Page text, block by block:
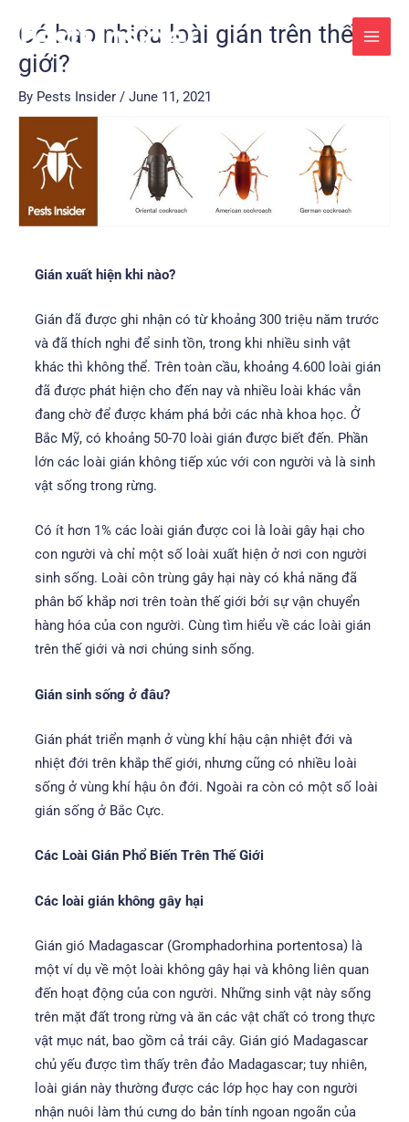
content
Có bao nhiêu loài gián trên thế
giới?
By Pests Insider / June 11, 2021
Gián xuất hiện khi nào?
Gián đã được ghi nhận có từ khoảng 300 triệu năm trước
và đã thích nghi để sinh tồn, trong khi nhiều sinh vật
khác thì không thể. Trên toàn cầu, khoảng 4.600 loài gián
đã được phát hiện cho đến nay và nhiều loài khác vẫn
đang chờ để được khám phá bởi các nhà khoa học. Ở
Bắc Mỹ, có khoảng 50-70 loài gián được biết đến. Phần
lớn các loài gián không tiếp xúc với con người và là sinh
vật sống trong rừng.
Có ít hơn 1% các loài gián được coi là loài gây hại cho
con người và chỉ một số loài xuất hiện ở nơi con người
sinh sống. Loài côn trùng gây hại này có khả năng đã
phân bố khắp nơi trên toàn thế giới bởi sự vận chuyển
hàng hóa của con người. Cùng tìm hiểu về các loài gián
trên thế giới và nơi chúng sinh sống.
Gián sinh sống ở đâu?
Gián phát triển mạnh ở vùng khí hậu cận nhiệt đới và
nhiệt đới trên khắp thế giới, nhưng cũng có nhiều loài
sống ở vùng khí hậu ôn đới. Ngoài ra còn có một số loài
gián sống ở Bắc Cực.
Các Loài Gián Phổ Biến Trên Thế Giới
Các loài gián không gây hại
Gián gió Madagascar (Gromphadorhina portentosa) là
một ví dụ về một loài không gây hại và không liên quan
đến hoạt động của con người. Những sinh vật này sống
trên mặt đất trong rừng và ăn các vật chất có trong thực
vật mục nát, bao gồm cả trái cây. Gián gió Madagascar
chủ yếu được tìm thấy trên đảo Madagascar; tuy nhiên,
loài gián này thường được các lớp học hay con người
nhận nuôi làm thú cưng do bản tính ngoan ngoãn của
navigation